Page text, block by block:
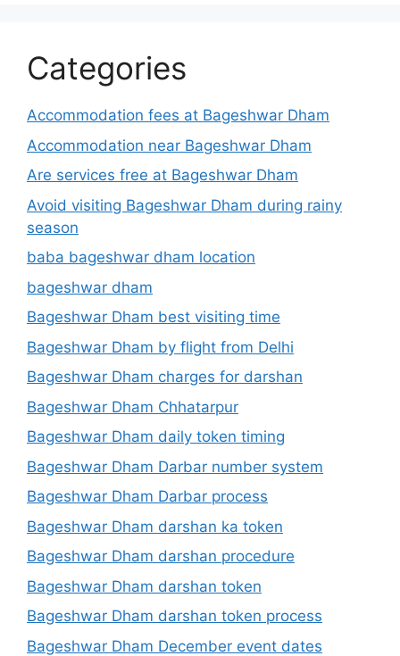
Categories
Accommodation fees at Bageshwar Dham
Accommodation near Bageshwar Dham
Are services free at Bageshwar Dham
Avoid visiting Bageshwar Dham during rainy
season
baba bageshwar dham location
bageshwar dham
Bageshwar Dham best visiting time
Bageshwar Dham by flight from Delhi
Bageshwar Dham charges for darshan
Bageshwar Dham Chhatarpur
Bageshwar Dham daily token timing
Bageshwar Dham Darbar number system
Bageshwar Dham Darbar process
Bageshwar Dham darshan ka token
Bageshwar Dham darshan procedure
Bageshwar Dham darshan token
Bageshwar Dham darshan token process
Bageshwar Dham December event dates